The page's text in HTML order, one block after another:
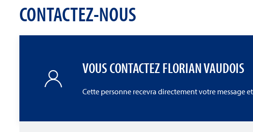
CONTACTEZ-NOUS
VOUS CONTACTEZ FLORIAN VAUDOIS
Cette personne recevra directement votre message